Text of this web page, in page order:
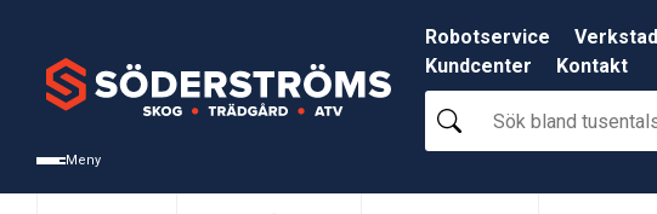
Meny
Robotservice Verkstad
Kundcenter
Kontakt
Sök
bland
produkter